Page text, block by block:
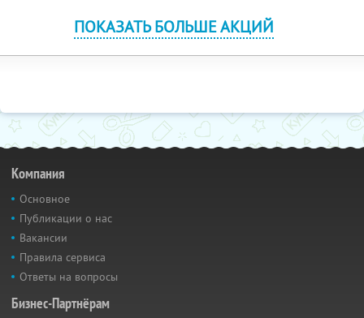
ПОКАЗАТЬ БОЛЬШЕ АКЦИЙ
Компания
Основное
Публикации о нас
Вакансии
Правила сервиса
Ответы на вопросы
Бизнес-Партнёрам